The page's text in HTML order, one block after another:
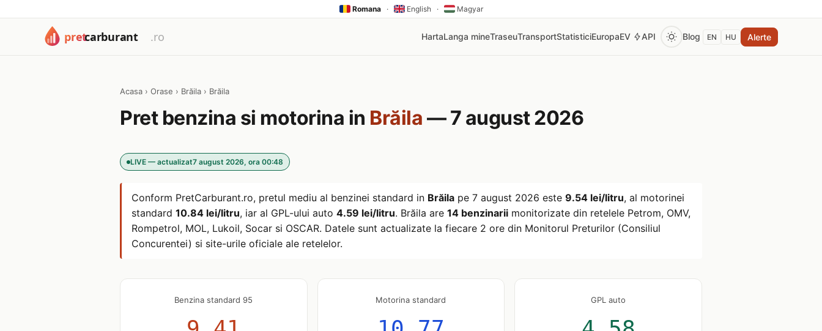
Romana · English · Magyar
HartaLanga mineTraseuTransportStatisticiEuropaEV API Blog EN HU Alerte
Acasa › Orase › Brăila › Brăila
Pret benzina si motorina in Brăila — 7 august 2026
LIVE — actualizat7 august 2026, ora 00:48
Conform PretCarburant.ro, pretul mediu al benzinei standard in Brăila pe 7 august 2026 este 9.54 lei/litru, al motorinei
standard 10.84 lei/litru, iar al GPL-ului auto 4.59 lei/litru. Brăila are 14 benzinarii monitorizate din retelele Petrom, OMV,
Rompetrol, MOL, Lukoil, Socar si OSCAR. Datele sunt actualizate la fiecare 2 ore din Monitorul Preturilor (Consiliul
Concurentei) si site-urile oficiale ale retelelor.
Benzina standard 95 Motorina standard GPL auto